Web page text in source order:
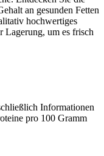
an gesunden Fetten
hochwertiges
Lagerung, um es frisch
Informationen
pro 100 Gramm